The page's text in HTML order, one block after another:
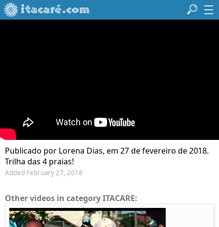
Publicado por Lorena Dias, em 27 de fevereiro de 2018.
Trilha das 4 praias!
Added February 27, 2018
Other videos in category ITACARE: